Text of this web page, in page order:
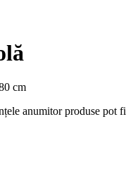
cm
anumitor produse pot fi